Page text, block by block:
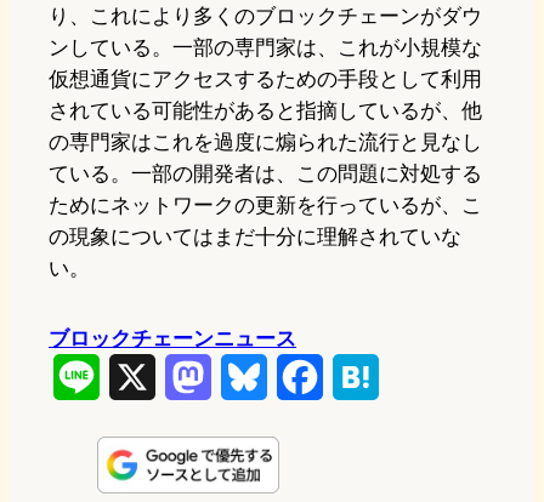
り、これにより多くのブロックチェーンがダウ
ンしている。一部の専門家は、これが小規模な
仮想通貨にアクセスするための手段として利用
されている可能性があると指摘しているが、他
の専門家はこれを過度に煽られた流行と見なし
ている。一部の開発者は、この問題に対処する
ためにネットワークの更新を行っているが、こ
の現象についてはまだ十分に理解されていな
い。
ブロックチェーンニュース
n
s
u